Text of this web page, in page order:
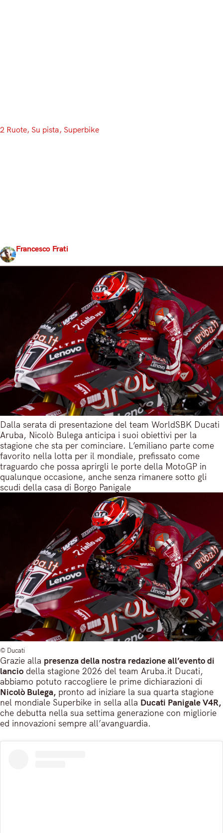
2 Ruote, Su pista, Superbike
Francesco Frati
Dalla serata di presentazione del team WorldSBK Ducati
Aruba, Nicolò Bulega anticipa i suoi obiettivi per la
stagione che sta per cominciare. L’emiliano parte come
favorito nella lotta per il mondiale, prefissato come
traguardo che possa aprirgli le porte della MotoGP in
qualunque occasione, anche senza rimanere sotto gli
scudi della casa di Borgo Panigale
© Ducati
Grazie alla presenza della nostra redazione all’evento di
lancio della stagione 2026 del team Aruba.it Ducati,
abbiamo potuto raccogliere le prime dichiarazioni di
Nicolò Bulega, pronto ad iniziare la sua quarta stagione
nel mondiale Superbike in sella alla Ducati Panigale V4R,
che debutta nella sua settima generazione con migliorie
ed innovazioni sempre all’avanguardia.